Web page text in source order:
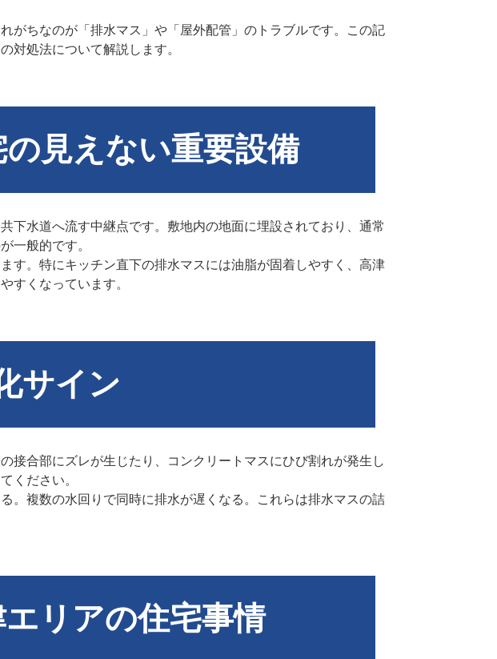
がちなのが「排水マス」や「屋外配管」のトラブルです。この記
対処法について解説します。
見えない重要設備
下水道へ流す中継点です。敷地内の地面に埋設されており、通常
一般的です。
す。特にキッチン直下の排水マスには油脂が固着しやすく、高津
すくなっています。
サイン
接合部にズレが生じたり、コンクリートマスにひび割れが発生し
ください。
。複数の水回りで同時に排水が遅くなる。これらは排水マスの詰
リアの住宅事情